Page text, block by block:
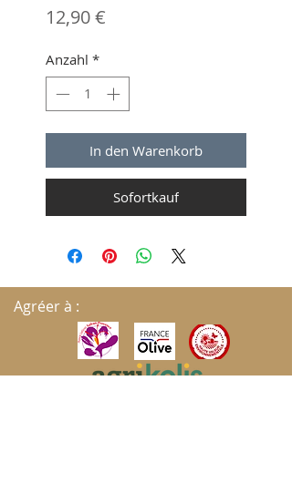
12,90 €
Anzahl *
In den Warenkorb
Sofortkauf
Agréer à :